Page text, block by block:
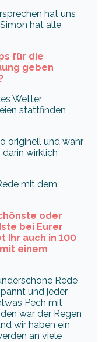
hat uns
hat alle
für die
geben
Wetter
stattfinden
originell und wahr
wirklich
mit dem
oder
bei Eurer
Ihr auch in 100
einem
Rede
und jeder
Pech mit
war der Regen
wir haben ein
an viele